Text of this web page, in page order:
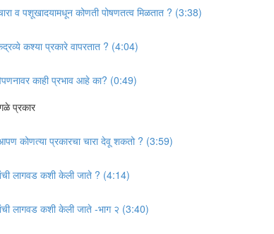
व पशूखादयामधून कोणती पोषणतत्व मिळतात ? (3:38)
कश्या प्रकारे वापरतात ? (4:04)
काही प्रभाव आहे का? (0:49)
प्रकार
कोणत्या प्रकारचा चारा देवू शकतो ? (3:59)
लागवड कशी केली जाते ? (4:14)
लागवड कशी केली जाते -भाग २ (3:40)